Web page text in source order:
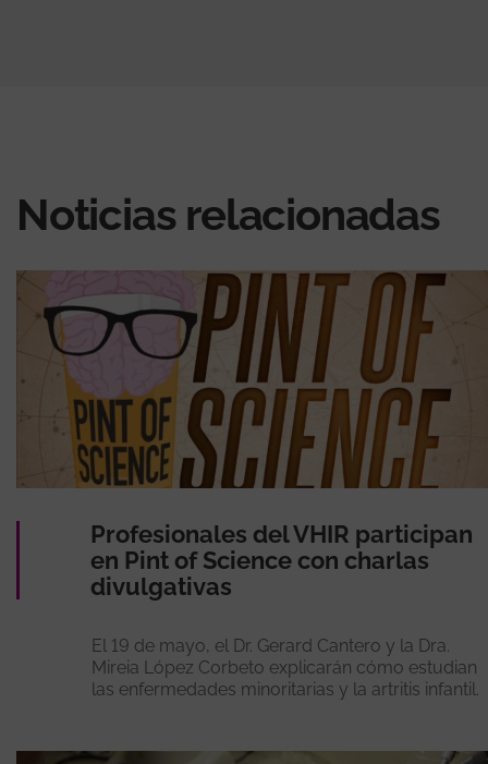
Noticias relacionadas
Profesionales del VHIR participan
en Pint of Science con charlas
divulgativas
El 19 de mayo, el Dr. Gerard Cantero y la Dra.
Mireia López Corbeto explicarán cómo estudian
las enfermedades minoritarias y la artritis infantil.